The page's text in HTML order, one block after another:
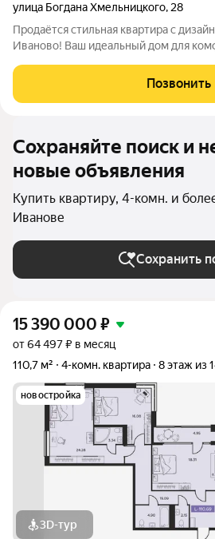
улица Богдана Хмельницкого, 28
Продаётся стильная квартира с
Иваново! Ваш идеальный дом для
квартира на 3 этаже кирпичного дома
Позвонить
Сохраняйте поиск и
новые объявления
Купить квартиру, 4-комн. и
Иванове
Сохранить
15 390 000 ₽
от 64 497 ₽ в месяц
110,7 м²
4-комн. квартира 8 этаж из
новостройка
3D-тур